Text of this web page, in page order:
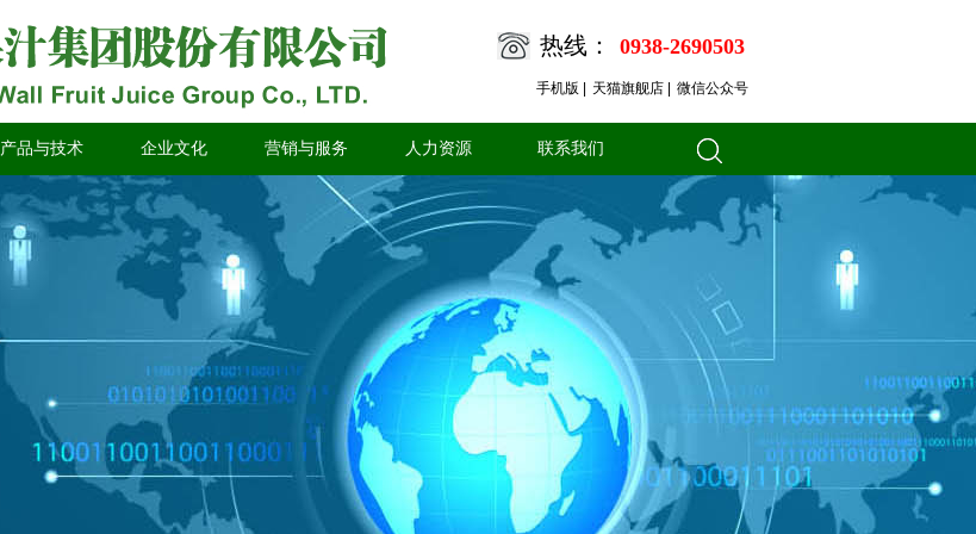
0938-2690503
热线：
产品与技术 企业文化 营销与服务 人力资源 联系我们
手机版 | 天猫旗舰店 | 微信公众号